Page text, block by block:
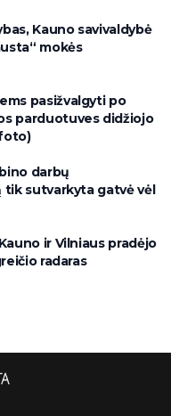
Kauno savivaldybė
mokės
pasižvalgyti po
parduotuves didžiojo
darbų
tik sutvarkyta gatvė vėl
ir Vilniaus pradėjo
radaras